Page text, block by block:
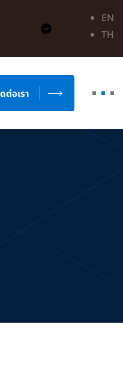
EN
TH
ต่อเรา